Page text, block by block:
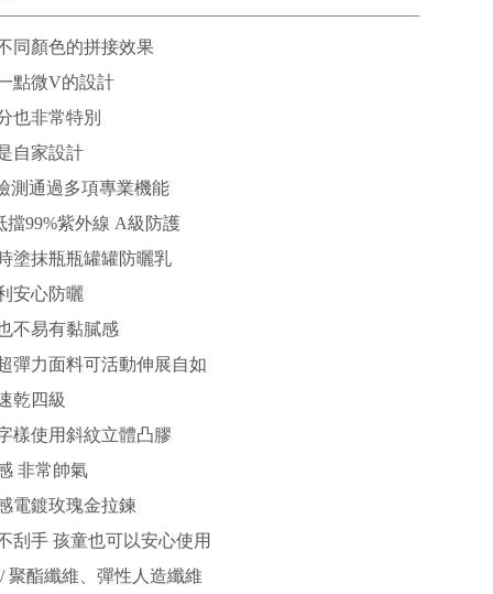
同顏色的拼接效果
點微V的設計
也非常特別
自家設計
測通過多項專業機能
擋99%紫外線 A級防護
塗抹瓶瓶罐罐防曬乳
安心防曬
不易有黏膩感
彈力面料可活動伸展自如
乾四級
樣使用斜紋立體凸膠
非常帥氣
電鍍玫瑰金拉鍊
刮手 孩童也可以安心使用
聚酯纖維、彈性人造纖維